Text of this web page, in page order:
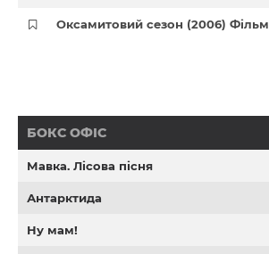
Оксамитовий сезон (2006) Фільм
БОКС ОФІС
Мавка. Лісова пісня
Антарктида
Ну мам!